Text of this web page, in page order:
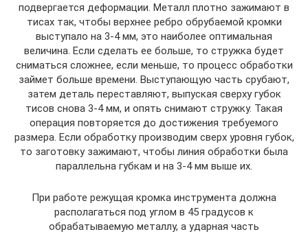
подвергается деформации. Металл плотно зажимают в
тисах так, чтобы верхнее ребро обрубаемой кромки
выступало на 3-4 мм, это наиболее оптимальная
величина. Если сделать ее больше, то стружка будет
сниматься сложнее, если меньше, то процесс обработки
займет больше времени. Выступающую часть срубают,
затем деталь переставляют, выпуская сверху губок
тисов снова 3-4 мм, и опять снимают стружку. Такая
операция повторяется до достижения требуемого
размера. Если обработку производим сверх уровня губок,
то заготовку зажимают, чтобы линия обработки была
параллельна губкам и на 3-4 мм выше их.
При работе режущая кромка инструмента должна
располагаться под углом в 45 градусов к
обрабатываемую металлу, а ударная часть